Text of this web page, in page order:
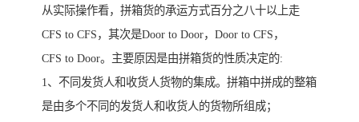
从实际操作看，拼箱货的承运方式百分之八十以上走
CFS to CFS，其次是Door to Door，Door to CFS，
CFS to Door。主要原因是由拼箱货的性质决定的:
1、不同发货人和收货人货物的集成。拼箱中拼成的整箱
是由多个不同的发货人和收货人的货物所组成；